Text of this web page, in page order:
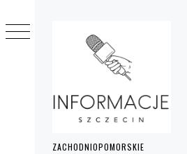
ZACHODNIOPOMORSKIE
do
treści